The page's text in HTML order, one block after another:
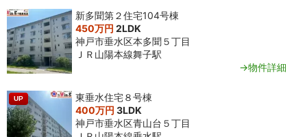
新多聞第２住宅104号棟
450万円 2LDK
神戸市垂水区本多聞５丁目
ＪＲ山陽本線舞子駅
→物件詳細
UP
東垂水住宅８号棟
400万円 3LDK
神戸市垂水区青山台５丁目